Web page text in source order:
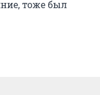
тоже был